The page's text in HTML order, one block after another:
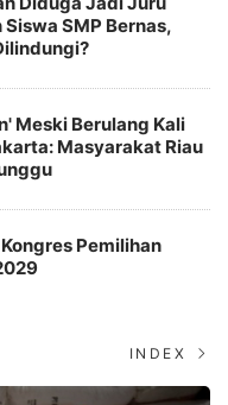
SMP Bernas,
Meski Berulang Kali
Masyarakat Riau
Pemilihan
INDEX